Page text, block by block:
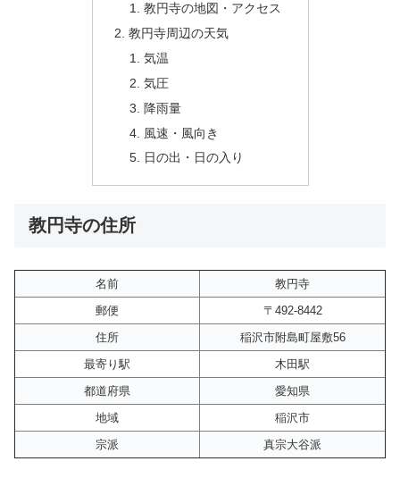
教円寺の地図・アクセス
教円寺周辺の天気
気温
気圧
降雨量
風速・風向き
日の出・日の入り
教円寺の住所
名前
教円寺
郵便
〒492-8442
住所
稲沢市附島町屋敷56
最寄り駅
木田駅
都道府県
愛知県
地域
稲沢市
宗派
真宗大谷派